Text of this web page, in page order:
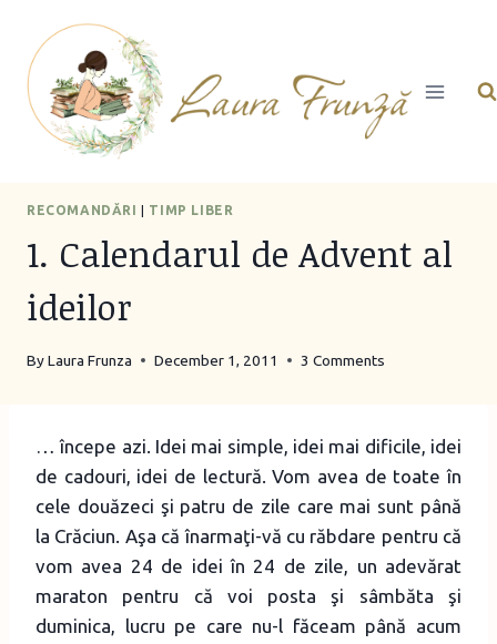
content
RECOMANDĂRI TIMP LIBER
1. Calendarul de Advent al
ideilor
ByLaura Frunza December 1, 2011 3 Comments
… începe azi. Idei mai simple, idei mai dificile, idei
de cadouri, idei de lectură. Vom avea de toate în
cele douăzeci şi patru de zile care mai sunt până
la Crăciun. Aşa că înarmaţi-vă cu răbdare pentru că
vom avea 24 de idei în 24 de zile, un adevărat
maraton pentru că voi posta şi sâmbăta şi
duminica, lucru pe care nu-l făceam până acum